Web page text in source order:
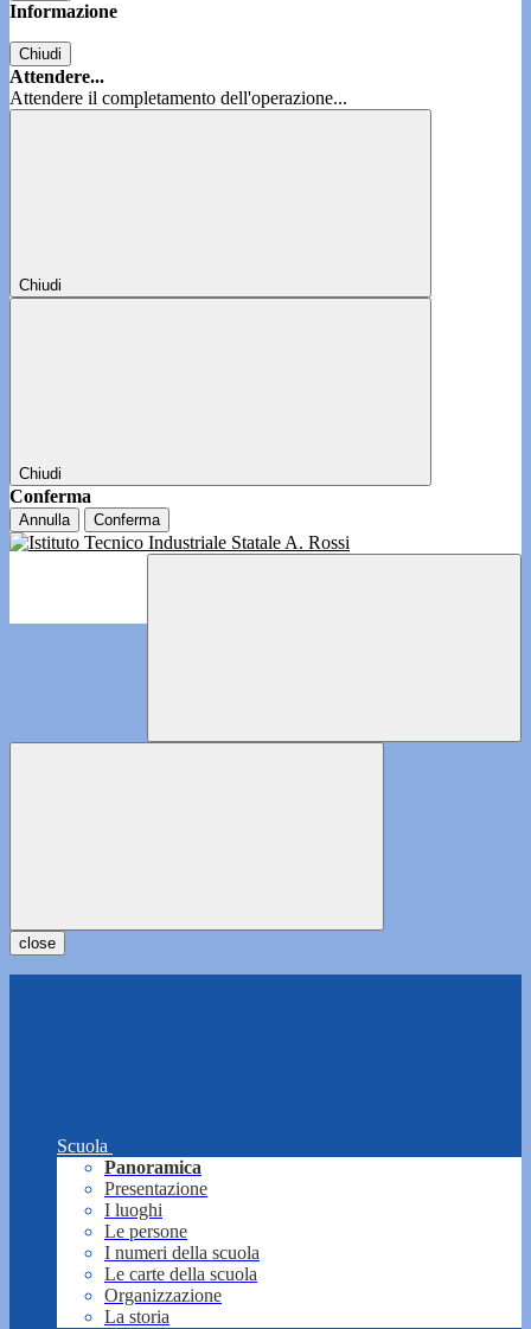
Informazione
Chiudi
Attendere...
Attendere il completamento dell'operazione...
Chiudi
Chiudi
Conferma
Annulla Conferma
close
Scuola
Panoramica
Presentazione
I luoghi
Le persone
I numeri della scuola
Le carte della scuola
Organizzazione
La storia